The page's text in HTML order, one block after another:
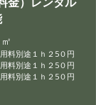
㎡
料別途１ｈ２5０円
料別途１ｈ２5０円
料別途１ｈ２5０円